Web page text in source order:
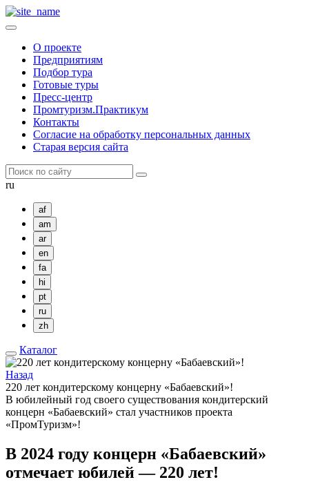
О проекте
Предприятиям
Подбор тура
Готовые туры
Пресс-центр
Промтуризм.Практикум
Контакты
Согласие на обработку персональных данных
Старая версия сайта
ru
af
am
ar
en
fa
hi
pt
ru
zh
Каталог
Назад
220 лет кондитерскому концерну «Бабаевский»!
В юбилейный год своего существования кондитерский
концерн «Бабаевский» стал участников проекта
«ПромТуризм»!
В 2024 году концерн «Бабаевский»
отмечает юбилей — 220 лет!